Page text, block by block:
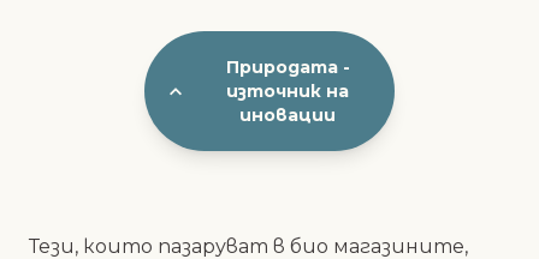
Природата -
източник на
иновации
Тези, които пазаруват в био магазините,